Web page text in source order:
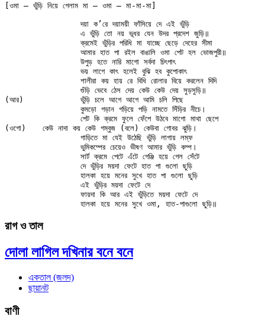
[ওমা — ভুঁড়ি নিয়ে গেলাম মা — ওমা — মা-মা-মা]
		দয়া ক’রে দয়াময়ী ফাঁসিয়ে দে এই ভুঁড়ি
		ক্রমেই ভুঁড়ির পরিধি মা যাচ্ছে ছেড়ে দেহের সীমা
(আর)		ভুঁড়ি চলে আগে আগে আমি চলি পিছে
(ওগো)	কেউ নাদা কয় কেউ গম্বুজ (বলে) কেউবা গোবর ঝুড়ি।
রাগ ও তাল
দোলা লাগিল দখিনার বনে বনে
একতাল (জলদ)
ছায়ানট
বাণী